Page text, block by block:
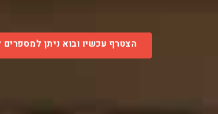
הצטרף עכשיו ובוא ניתן